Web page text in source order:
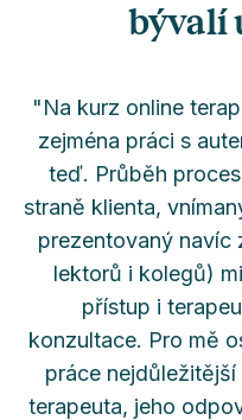
bývalí
"Na kurz online
zejména práci s
teď. Průběh
straně klienta,
prezentovaný navíc
lektorů i kolegů)
přístup i
konzultace. Pro mě
práce
terapeuta, jeho